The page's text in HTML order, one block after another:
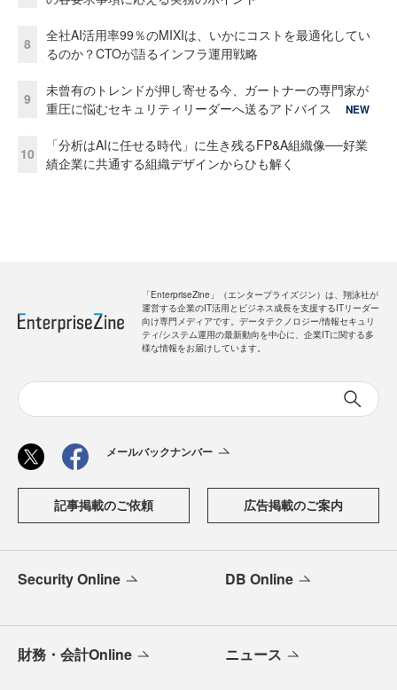
8
全社AI活用率99％のMIXIは、いかにコストを最適化してい
るのか？CTOが語るインフラ運用戦略
9
未曾有のトレンドが押し寄せる今、ガートナーの専門家が
重圧に悩むセキュリティリーダーへ送るアドバイス
NEW
10
「分析はAIに任せる時代」に生き残るFP&A組織像──好業
績企業に共通する組織デザインからひも解く
「EnterpriseZine」（エンタープライズジン）は、翔泳社が
運営する企業のIT活用とビジネス成長を支援するITリーダー
向け専門メディアです。データテクノロジー/情報セキュリ
ティ/システム運用の最新動向を中心に、企業ITに関する多
様な情報をお届けしています。
メールバックナンバー
記事掲載のご依頼 広告掲載のご案内
Security Online DB Online
財務・会計Online ニュース